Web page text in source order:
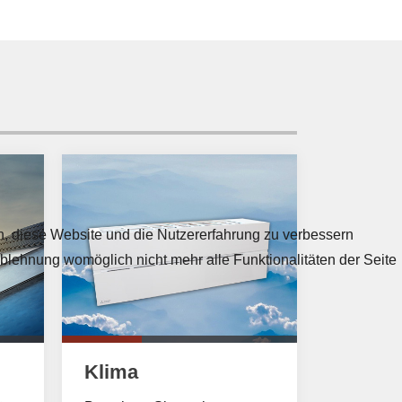
Klima
diese Website und die Nutzererfahrung zu verbessern
womöglich nicht mehr alle Funktionalitäten der Seite